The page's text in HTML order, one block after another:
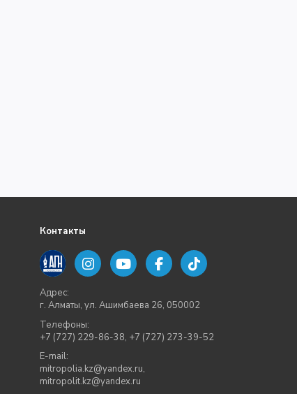
Контакты
Адрес:
г. Алматы, ул. Ашимбаева 26, 050002
Телефоны:
+7 (727) 229-86-38, +7 (727) 273-39-52
E-mail:
mitropolia.kz@yandex.ru,
mitropolit.kz@yandex.ru